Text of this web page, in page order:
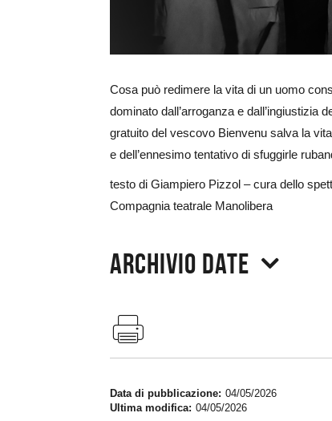
Cosa può redimere la vita di un uomo
dominato dall’arroganza e dall’ingiustizia
gratuito del vescovo Bienvenu salva la
e dell’ennesimo tentativo di sfuggirle
testo di Giampiero Pizzol – cura dello
Compagnia teatrale Manolibera
Archivio date
Data di pubblicazione
04/05/2026
Ultima modifica
04/05/2026